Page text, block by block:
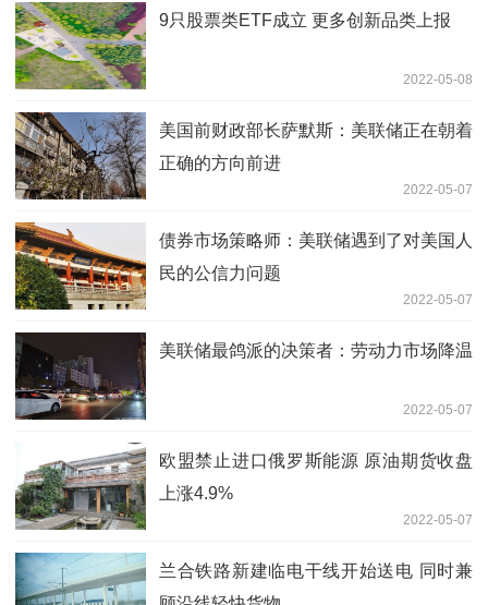
9只股票类ETF成立 更多创新品类上报
2022-05-08
美国前财政部长萨默斯：美联储正在朝着
正确的方向前进
2022-05-07
债券市场策略师：美联储遇到了对美国人
民的公信力问题
2022-05-07
美联储最鸽派的决策者：劳动力市场降温
2022-05-07
欧盟禁止进口俄罗斯能源 原油期货收盘
上涨4.9%
2022-05-07
兰合铁路新建临电干线开始送电 同时兼